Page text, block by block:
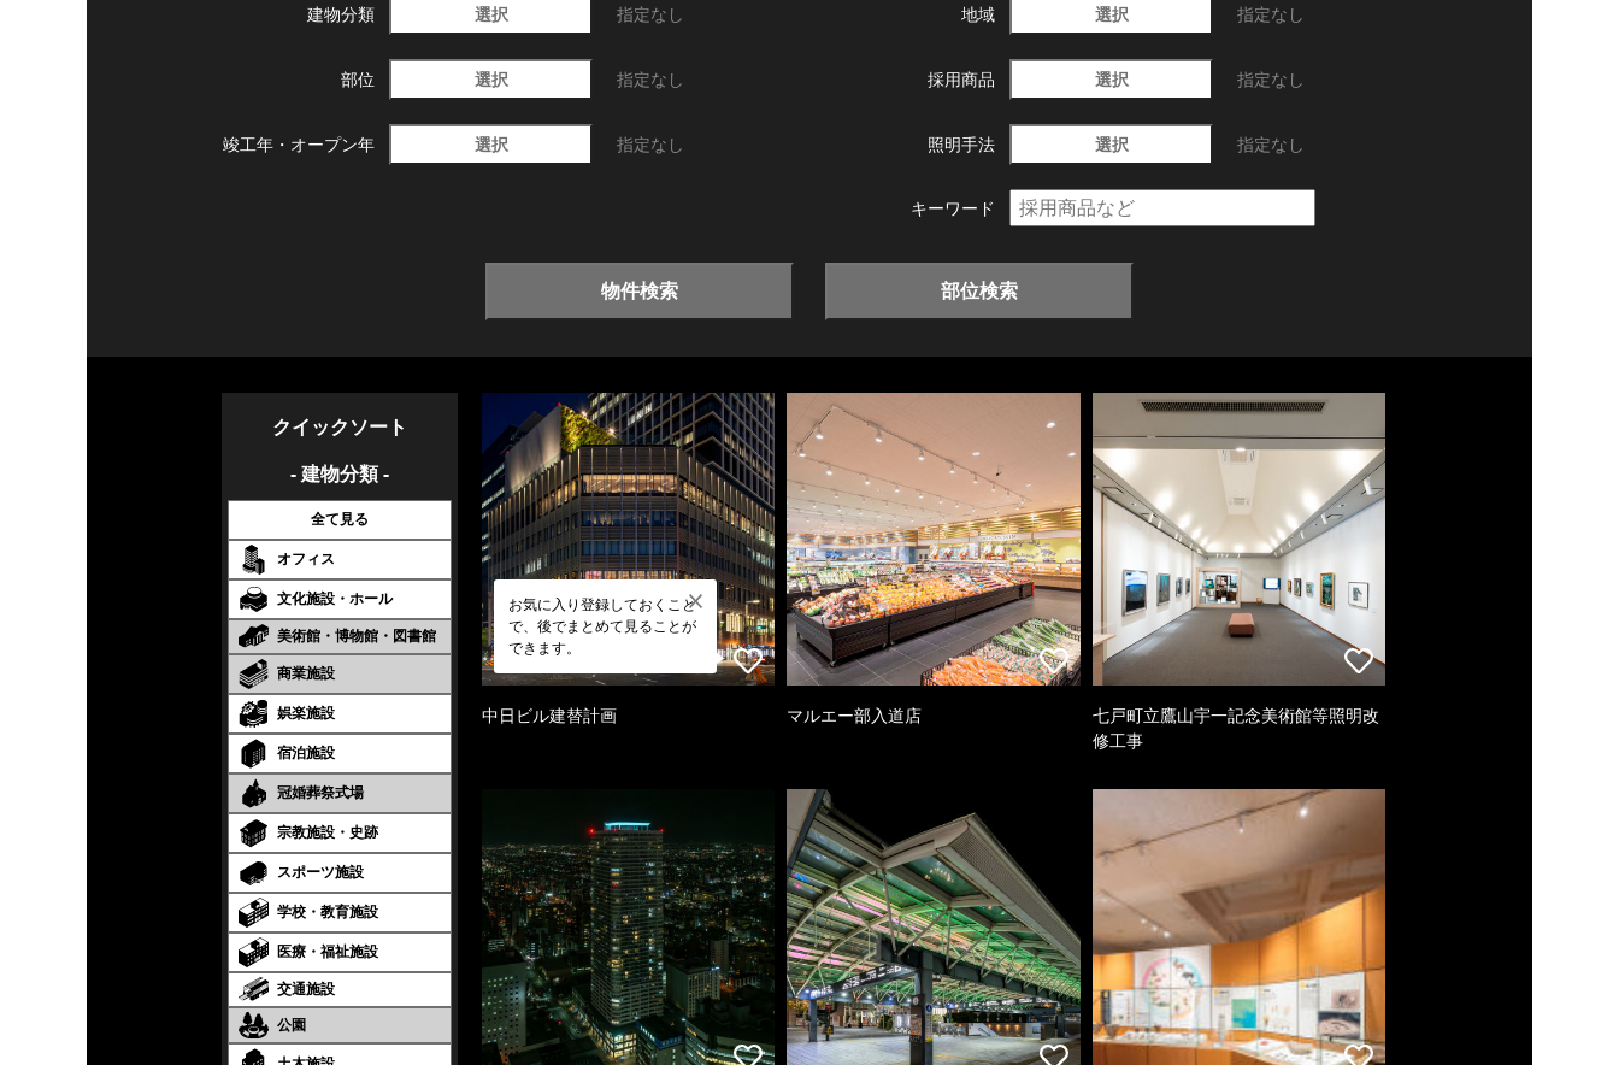
建物分類 選択 指定なし 地域 選択 指定なし
部位 選択 指定なし 採用商品 選択 指定なし
竣工年・ オープン年 選択 指定なし 照明手法 選択 指定なし
キーワード
物件検索 部位検索
クイックソート
- 建物分類 -
全て見る
オフィス
文化施設・ホール
美術館・博物館・図書館
商業施設
娯楽施設
宿泊施設
冠婚葬祭式場
宗教施設・史跡
スポーツ施設
学校・教育施設
医療・福祉施設
交通施設
公園
お気に入り登録しておくこと
で、後でまとめて見ることが
できます。
中日ビル建替計画 マルエー部入道店
七戸町立鷹山宇一記念美術館等照明改
修工事